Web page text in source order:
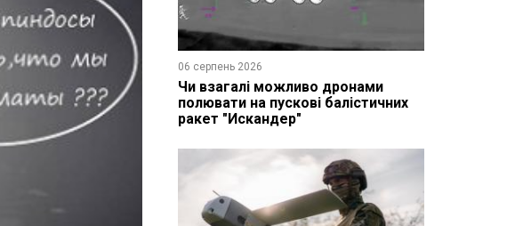
06 серпень 2026
Чи взагалі можливо дронами
полювати на пускові балістичних
ракет "Искандер"